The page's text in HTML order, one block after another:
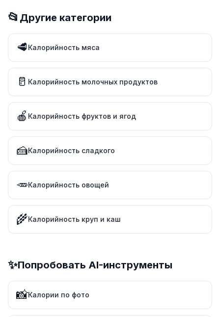
📂 Другие категории
🥩 Калорийность мяса
🥛 Калорийность молочных продуктов
🍎 Калорийность фруктов и ягод
🍰Калорийность сладкого
🥕Калорийность овощей
🌾Калорийность круп и каш
✨Попробовать AI-инструменты
📸Калории по фото